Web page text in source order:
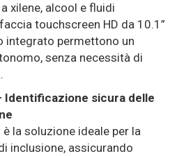
xilene, alcool e fluidi
touchscreen HD da 10.1”
integrato permettono un
senza necessità di
Identificazione sicura delle
la soluzione ideale per la
inclusione, assicurando